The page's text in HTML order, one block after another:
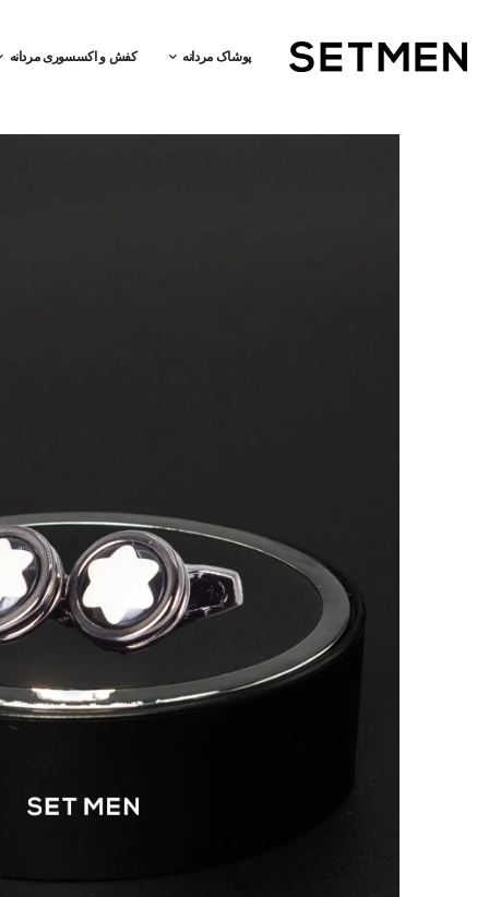
پوشاک مردانه کفش و اکسسوری مردانه